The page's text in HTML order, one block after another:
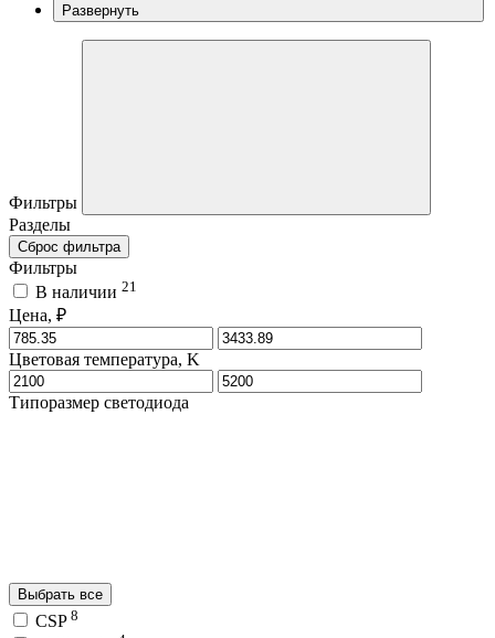
Развернуть
Фильтры
Разделы
Сброс фильтра
Фильтры
В наличии 21
Цена, ₽
Цветовая температура, K
Типоразмер светодиода
Выбрать все
CSP 8